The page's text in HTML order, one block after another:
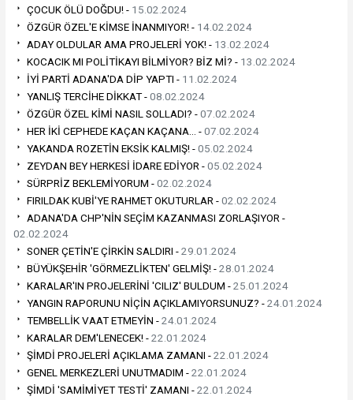
ÇOCUK ÖLÜ DOĞDU! - 15.02.2024
ÖZGÜR ÖZEL'E KİMSE İNANMIYOR! - 14.02.2024
ADAY OLDULAR AMA PROJELERİ YOK! - 13.02.2024
KOCACIK MI POLİTİKAYI BİLMİYOR? BİZ Mİ? - 13.02.2024
İYİ PARTİ ADANA'DA DİP YAPTI - 11.02.2024
YANLIŞ TERCİHE DİKKAT -08.02.2024
ÖZGÜR ÖZEL KİMİ NASIL SOLLADI? -07.02.2024
HER İKİ CEPHEDE KAÇAN KAÇANA… -07.02.2024
YAKANDA ROZETİN EKSİK KALMIŞ! -05.02.2024
ZEYDAN BEY HERKESİ İDARE EDİYOR -05.02.2024
SÜRPRİZ BEKLEMİYORUM -02.02.2024
FIRILDAK KUBİ'YE RAHMET OKUTURLAR -02.02.2024
ADANA'DA CHP'NİN SEÇİM KAZANMASI ZORLAŞIYOR -
02.02.2024
SONER ÇETİN'E ÇİRKİN SALDIRI -29.01.2024
BÜYÜKŞEHİR 'GÖRMEZLİKTEN' GELMİŞ! -28.01.2024
KARALAR'IN PROJELERİNİ 'CILIZ' BULDUM -25.01.2024
YANGIN RAPORUNU NİÇİN AÇIKLAMIYORSUNUZ? -24.01.2024
TEMBELLİK VAAT ETMEYİN -24.01.2024
KARALAR DEM'LENECEK! -22.01.2024
ŞİMDİ PROJELERİ AÇIKLAMA ZAMANI -22.01.2024
GENEL MERKEZLERİ UNUTMADIM -22.01.2024
ŞİMDİ 'SAMİMİYET TESTİ' ZAMANI -22.01.2024